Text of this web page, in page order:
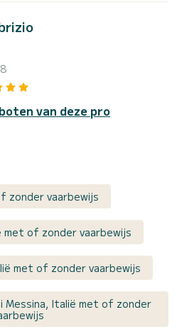
van deze pro
zonder vaarbewijs
met of zonder vaarbewijs
met of zonder vaarbewijs
Messina, Italië met of zonder